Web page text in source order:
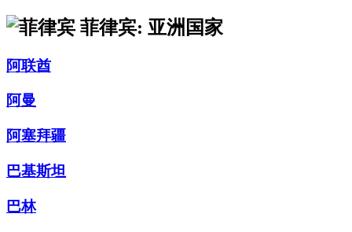
菲律宾: 亚洲国家
阿联酋
阿曼
阿塞拜疆
巴基斯坦
巴林